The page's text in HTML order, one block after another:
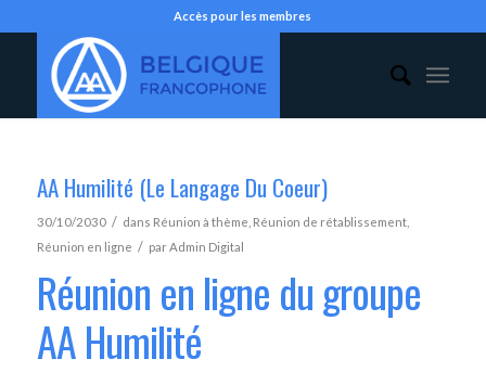
Accès pour les membres
AA Humilité (Le Langage Du Coeur)
30/10/2030 / dans Réunion à thème Réunion de rétablissement,
Réunion en ligne / parAdmin Digital
Réunion en ligne du groupe
AA Humilité